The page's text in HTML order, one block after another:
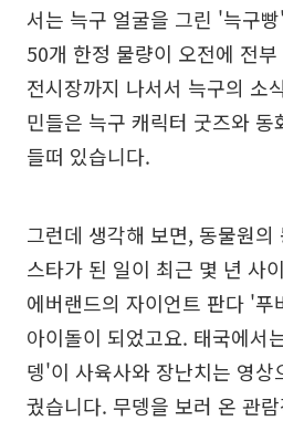
서는 늑구 얼굴을 그린 '늑구
50개 한정 물량이 오전에 전
전시장까지 나서서 늑구의 소
민들은 늑구 캐릭터 굿즈와 동
들떠 있습니다.
그런데 생각해 보면, 동물원의
스타가 된 일이 최근 몇 년 사
에버랜드의 자이언트 판다 '푸
아이돌이 되었고요. 태국에서
뎅'이 사육사와 장난치는 영상
궜습니다. 무뎅을 보러 온 관